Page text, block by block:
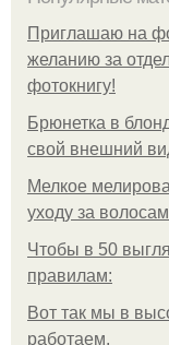
Приглашаю на
желанию за
фотокнигу!
Брюнетка в
свой внешний
Мелкое
уходу за
Чтобы в 50
правилам:
Вот так мы в
работаем.